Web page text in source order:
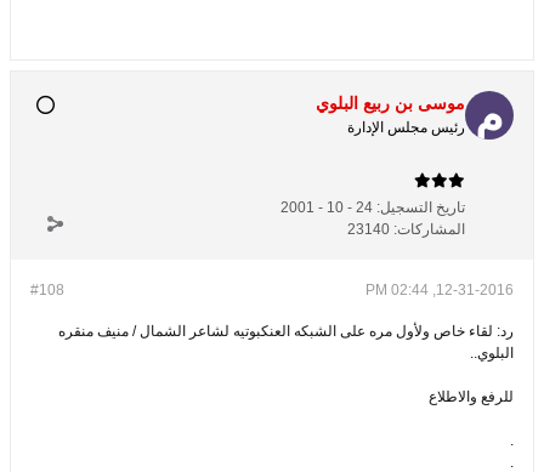
موسى بن ربيع البلوي
رئيس مجلس الإدارة
تاريخ التسجيل: 24 - 10 - 2001
المشاركات: 23140
#108 12-31-2016, 02:44 PM
رد: لقاء خاص ولأول مره على الشبكه العنكبوتيه لشاعر الشمال / منيف منقره
البلوي..
للرفع والاطلاع
.
.